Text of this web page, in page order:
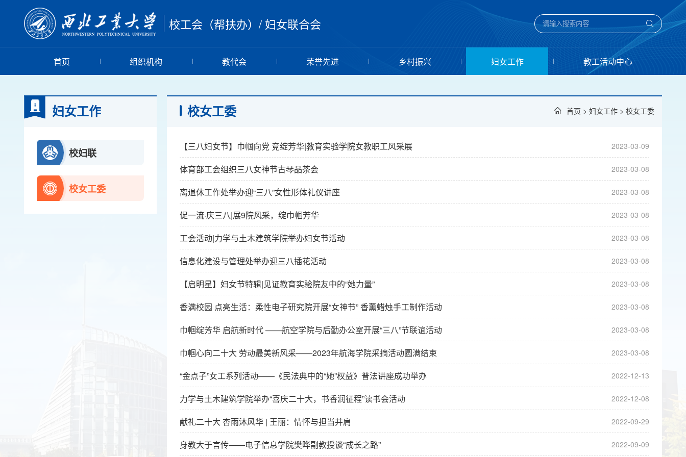
校工会（帮扶办） / 妇女联合会
首页 组织机构 教代会 荣誉先进 乡村振兴 妇女工作 教工活动中心
妇女工作
校妇联
校女工委
校女工委 首页 > 妇女工作 > 校女工委
【三八妇女节】巾帼向党 竞绽芳华|教育实验学院女教职工风采展 2023-03-09
体育部工会组织三八女神节古琴品茶会 2023-03-08
离退休工作处举办迎“三八”女性形体礼仪讲座 2023-03-08
促一流·庆三八|展9院风采，绽巾帼芳华 2023-03-08
工会活动|力学与土木建筑学院举办妇女节活动 2023-03-08
信息化建设与管理处举办迎三八插花活动 2023-03-08
【启明星】妇女节特辑|见证教育实验院友中的“她力量” 2023-03-08
香满校园 点亮生活：柔性电子研究院开展“女神节” 香薰蜡烛手工制作活动 2023-03-08
巾帼绽芳华 启航新时代 ——航空学院与后勤办公室开展“三八”节联谊活动 2023-03-08
巾帼心向二十大 劳动最美新风采——2023年航海学院采摘活动圆满结束 2023-03-08
“金点子”女工系列活动——《民法典中的“她”权益》普法讲座成功举办 2022-12-13
力学与土木建筑学院举办“喜庆二十大，书香润征程”读书会活动 2022-12-08
献礼二十大 杏雨沐风华 | 王丽：情怀与担当并肩 2022-09-29
身教大于言传——电子信息学院樊晔副教授谈“成长之路” 2022-09-09